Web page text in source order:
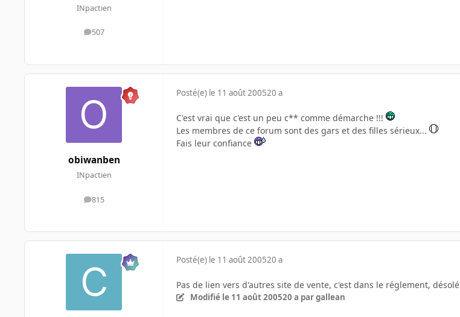
INpactien
507
messages
obiwanben
INpactien
815
messages
Posté(e) le 11 août 200520 a
C'est vrai que c'est un peu c** comme démarche !!!
Les membres de ce forum sont des gars et des filles sérieux...
Fais leur confiance
Posté(e) le 11 août 200520 a
Pas de lien vers d'autres site de vente, c'est dans le réglement, désolé
Modifié le 11 août 200520 a par gallean